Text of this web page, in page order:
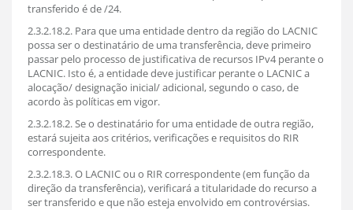
transferido é de /24.
2.3.2.18.2. Para que uma entidade dentro da região do LACNIC
possa ser o destinatário de uma transferência, deve primeiro
passar pelo processo de justificativa de recursos IPv4 perante o
LACNIC. Isto é, a entidade deve justificar perante o LACNIC a
alocação/ designação inicial/ adicional, segundo o caso, de
acordo às políticas em vigor.
2.3.2.18.2. Se o destinatário for uma entidade de outra região,
estará sujeita aos critérios, verificações e requisitos do RIR
correspondente.
2.3.2.18.3. O LACNIC ou o RIR correspondente (em função da
direção da transferência), verificará a titularidade do recurso a
ser transferido e que não esteja envolvido em controvérsias.